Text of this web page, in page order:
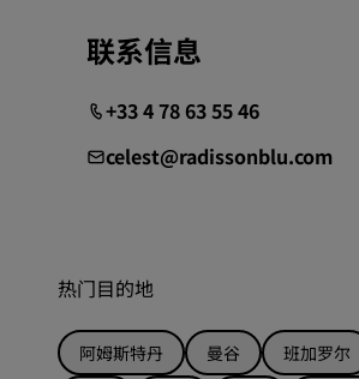
联系信息
+33 4 78 63 55 46
celest@radissonblu.com
热门目的地
阿姆斯特丹 曼谷 班加罗尔